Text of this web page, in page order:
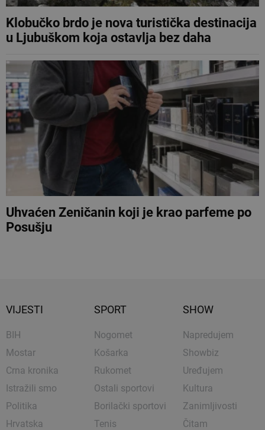
Klobučko brdo je nova turistička destinacija
u Ljubuškom koja ostavlja bez daha
Uhvaćen Zeničanin koji je krao parfeme po
Posušju
VIJESTI
BIH
Mostar
Crna kronika
Istražili smo
Politika
Hrvatska
SPORT
Nogomet
Košarka
Rukomet
Ostali sportovi
Borilački sportovi
Tenis
SHOW
Napredujem
Showbiz
Uređujem
Kultura
Zanimljivosti
Čitam